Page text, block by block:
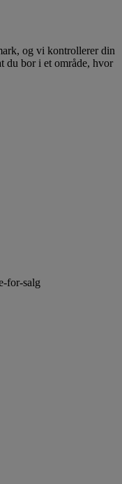
og vi kontrollerer din
du bor i et område, hvor